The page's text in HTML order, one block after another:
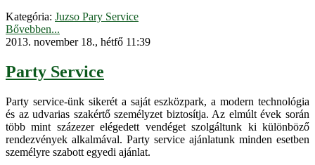
Kategória: Juzso Pary Service
Bővebben...
2013. november 18., hétfő 11:39
Party Service
Party service-ünk sikerét a saját eszközpark, a modern technológia
és az udvarias szakértő személyzet biztosítja. Az elmúlt évek során
több mint százezer elégedett vendéget szolgáltunk ki különböző
rendezvények alkalmával. Party service ajánlatunk minden esetben
személyre szabott egyedi ajánlat.